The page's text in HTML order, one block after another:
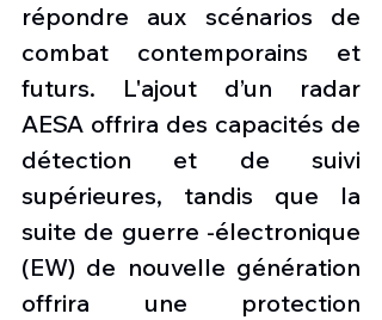
répondre aux scénarios de
combat contemporains et
futurs. L'ajout d’un radar
AESA offrira des capacités de
détection et de suivi
supérieures, tandis que la
suite de guerre -électronique
(EW) de nouvelle génération
offrira une protection